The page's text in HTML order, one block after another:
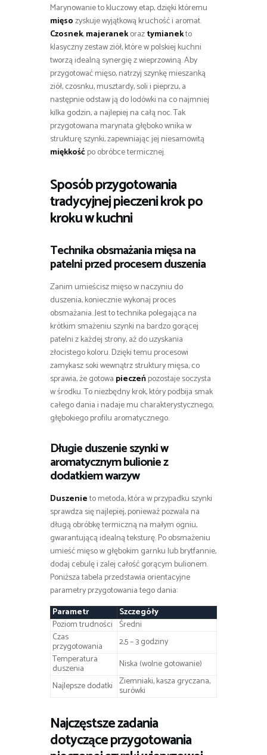
Marynowanie to kluczowy etap, dzięki któremu
mięsozyskuje wyjątkową kruchość i aromat.
Czosnek,majeranekoraztymianekto
klasyczny zestaw ziół, które w polskiej kuchni
tworzą idealną synergię z wieprzowiną. Aby
przygotować mięso, natrzyj szynkę mieszanką
ziół, czosnku, musztardy, soli i pieprzu, a
następnie odstaw ją do lodówki na co najmniej
kilka godzin, a najlepiej na całą noc. Tak
przygotowana marynata głęboko wnika w
strukturę szynki, zapewniając jej niesamowitą
miękkośćpo obróbce termicznej.
Sposób przygotowania
tradycyjnej pieczeni krok po
kroku w kuchni
Technika obsmażania mięsa na
patelni przed procesem duszenia
Zanim umieścisz mięso w naczyniu do
duszenia, koniecznie wykonaj proces
obsmażania. Jest to technika polegająca na
krótkim smażeniu szynki na bardzo gorącej
patelni z każdej strony, aż do uzyskania
złocistego koloru. Dzięki temu procesowi
zamykasz soki wewnątrz struktury mięsa, co
sprawia, że gotowa pieczeńpozostaje soczysta
w środku. To niezbędny krok, który podbija smak
całego dania i nadaje mu charakterystycznego,
głębokiego profilu aromatycznego.
Długie duszenie szynki w
aromatycznym bulionie z
dodatkiem warzyw
Duszenieto metoda, która w przypadku szynki
sprawdza się najlepiej, ponieważ pozwala na
długą obróbkę termiczną na małym ogniu,
gwarantującą idealną teksturę. Po obsmażeniu
umieść mięso w głębokim garnku lub brytfannie,
dodaj cebulę i zalej całość gorącym bulionem.
Poniższa tabela przedstawia orientacyjne
parametry przygotowania tego dania:
Parametr
Szczegóły
Poziom trudności Średni
Czas
przygotowania
2,5 – 3 godziny
Temperatura
duszenia
Niska (wolne gotowanie)
Najlepsze dodatki Ziemniaki, kasza gryczana,
surówki
Najczęstsze zadania
dotyczące przygotowania